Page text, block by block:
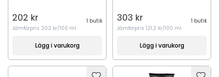
202 kr
1 butik
Jämförpris 202 kr/100 ml
Lägg i varukorg
303 kr
1 butik
Jämförpris 121,2 kr/100 ml
Lägg i varukorg